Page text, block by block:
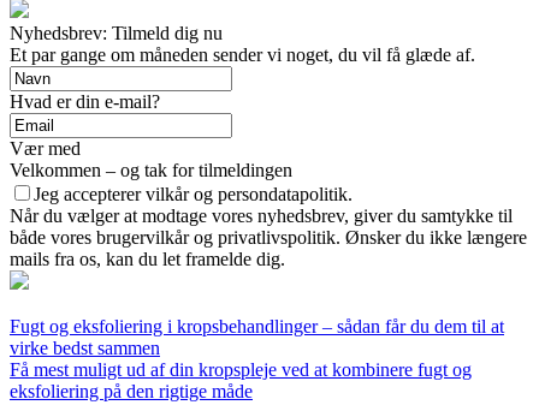
Nyhedsbrev: Tilmeld dig nu
Et par gange om måneden sender vi noget, du vil få glæde af.
Hvad er din e-mail?
Vær med
Velkommen – og tak for tilmeldingen
Jeg accepterer vilkår og persondatapolitik.
Når du vælger at modtage vores nyhedsbrev, giver du samtykke til
både vores brugervilkår og privatlivspolitik. Ønsker du ikke længere
mails fra os, kan du let framelde dig.
Fugt og eksfoliering i kropsbehandlinger – sådan får du dem til at
virke bedst sammen
Få mest muligt ud af din kropspleje ved at kombinere fugt og
eksfoliering på den rigtige måde